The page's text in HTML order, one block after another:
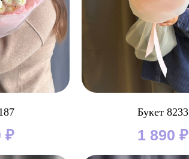
₽
Букет 8233
1 890 ₽